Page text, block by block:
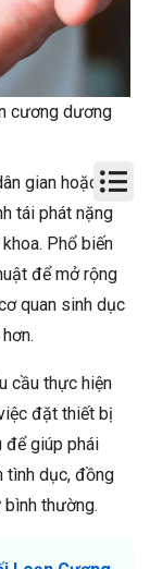
cương dương
gian hoặc
tái phát nặng
Phổ biến
để mở rộng
quan sinh dục
cầu thực hiện
đặt thiết bị
để giúp phái
tình dục, đồng
thường.